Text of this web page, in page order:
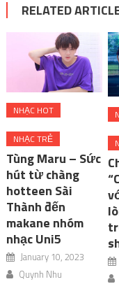
RELATED
NHẠC HOT
NHẠC TRẺ
Tùng Maru – Sức
hút từ chàng
hotteen Sài
Thành đến
makane nhóm
nhạc Uni5
January 10, 2023
Quynh Nhu